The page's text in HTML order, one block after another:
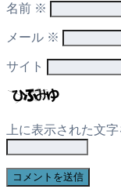
名前 ※
メール ※
サイト
上に表示された文